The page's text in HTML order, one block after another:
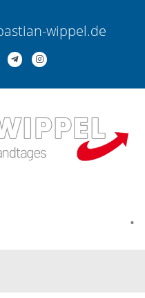
wippel.de
.